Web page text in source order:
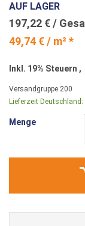
AUF LAGER
49,74 € / m² *
197,22 €
Inkl. 19% Steuern ,
Versandgruppe 200
Lieferzeit Deutschland:
Menge